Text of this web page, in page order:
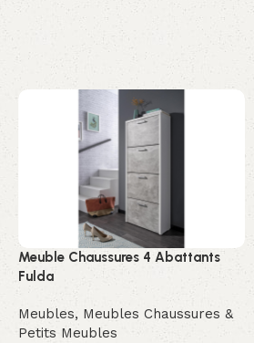
Meuble Chaussures 4 Abattants
Fulda
Meubles, Meubles Chaussures &
Petits Meubles